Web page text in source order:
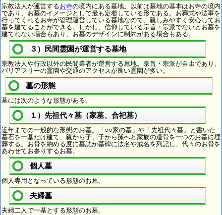
宗教法人が運営するお寺の境内にある墓地。以前は墓地の基本はお寺の境内
であり、お墓のイメージとして最も定着している形である。お葬式や法事を
行ってくれるお寺が管理運営している墓地なので、親しみやすく安心してお
墓を建てることができる。しかし、信仰している宗旨・宗派でないとお墓を
建てれない場合もあり、お墓のデザインに制約がある場合もある。
３）民間霊園が運営する墓地
宗教法人や行政以外の民間業者が運営する墓地。宗旨・宗派が自由であり、
バリアフリーの霊園や交通のアクセスが良い霊園が多い。
墓の形態
墓には次のような形態がある。
１）先祖代々墓（家墓、合祀墓）
近年までの一般的な形態のお墓。「○○家の墓」や「先祖代々墓」と書いた
墓石を一基だけ建て、親から子、子から孫へと家族の遺骨を一つのお墓に埋
葬する。お骨を納める度に墓誌か墓碑に法名や戒名を列記し、代々のお骨を
あわせてお参りするお墓。
個人墓
個人専用となっている形態のお墓。
夫婦墓
夫婦二人で一基とする形態のお墓。